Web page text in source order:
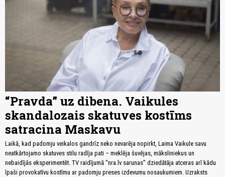
“Pravda” uz dibena. Vaikules
skandalozais skatuves kostīms
satracina Maskavu
Laikā, kad padomju veikalos gandrīz neko nevarēja nopirkt, Laima Vaikule savu
neatkārtojamo skatuves stilu radīja pati – meklēja šuvējas, māksliniekus un
nebaidījās eksperimentēt. TV raidījumā “nra.lv sarunas” dziedātāja atceras arī kādu
īpaši provokatīvu kostīmu ar padomju preses izdevumu nosaukumiem. Uzraksts